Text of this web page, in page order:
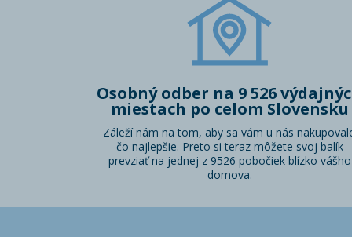
Osobný odber na 9 526
miestach po celom Slovensku
Záleží nám na tom, aby sa vám u nás
čo najlepšie. Preto si teraz môžete svoj balík
prevziať na jednej z 9526 pobočiek blízko vášho
domova.